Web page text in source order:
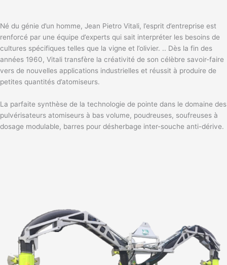
Né du génie d’un homme, Jean Pietro Vitali, l’esprit d’entreprise est
renforcé par une équipe d’experts qui sait interpréter les besoins de
cultures spécifiques telles que la vigne et l’olivier. .. Dès la fin des
années 1960, Vitali transfère la créativité de son célèbre savoir-faire
vers de nouvelles applications industrielles et réussit à produire de
petites quantités d’atomiseurs.
La parfaite synthèse de la technologie de pointe dans le domaine des
pulvérisateurs atomiseurs à bas volume, poudreuses, soufreuses à
dosage modulable, barres pour désherbage inter-souche anti-dérive.